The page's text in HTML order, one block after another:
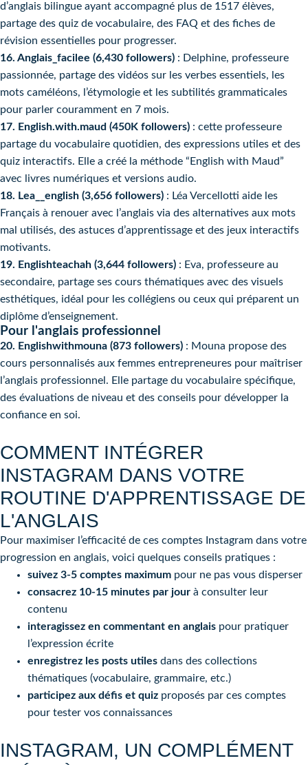
d’anglais bilingue ayant accompagné plus de 1517 élèves,
partage des quiz de vocabulaire, des FAQ et des fiches de
révision essentielles pour progresser.
16. Anglais_facilee (6,430 followers) : Delphine, professeure
passionnée, partage des vidéos sur les verbes essentiels, les
mots caméléons, l’étymologie et les subtilités grammaticales
pour parler couramment en 7 mois.
17. English.with.maud (450K followers) : cette professeure
partage du vocabulaire quotidien, des expressions utiles et des
quiz interactifs. Elle a créé la méthode “English with Maud”
avec livres numériques et versions audio.
18. Lea__english (3,656 followers) : Léa Vercellotti aide les
Français à renouer avec l’anglais via des alternatives aux mots
mal utilisés, des astuces d’apprentissage et des jeux interactifs
motivants.
19. Englishteachah (3,644 followers) : Eva, professeure au
secondaire, partage ses cours thématiques avec des visuels
esthétiques, idéal pour les collégiens ou ceux qui préparent un
diplôme d’enseignement.
Pour l'anglais professionnel
20. Englishwithmouna (873 followers) : Mouna propose des
cours personnalisés aux femmes entrepreneures pour maîtriser
l’anglais professionnel. Elle partage du vocabulaire spécifique,
des évaluations de niveau et des conseils pour développer la
confiance en soi.
COMMENT INTÉGRER
INSTAGRAM DANS VOTRE
ROUTINE D'APPRENTISSAGE DE
L'ANGLAIS
Pour maximiser l’efficacité de ces comptes Instagram dans votre
progression en anglais, voici quelques conseils pratiques :
suivez 3-5 comptes maximum pour ne pas vous disperser
consacrez 10-15 minutes par jour à consulter leur
contenu
interagissez en commentant en anglais pour pratiquer
l’expression écrite
enregistrez les posts utiles dans des collections
thématiques (vocabulaire, grammaire, etc.)
participez aux défis et quiz proposés par ces comptes
pour tester vos connaissances
INSTAGRAM, UN COMPLÉMENT